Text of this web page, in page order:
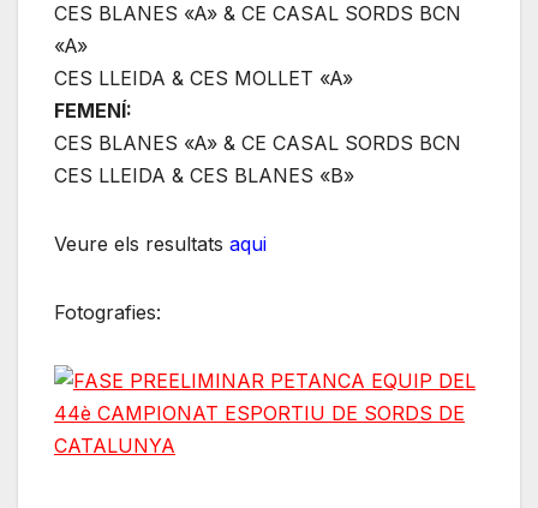
CES BLANES «A» & CE CASAL SORDS BCN
«A»
CES LLEIDA & CES MOLLET «A»
FEMENÍ:
CES BLANES «A» & CE CASAL SORDS BCN
CES LLEIDA & CES BLANES «B»
Veure els resultats aqui
Fotografies: